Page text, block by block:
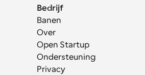
Bedrijf
Banen
Over
Open Startup
Ondersteuning
Privacy